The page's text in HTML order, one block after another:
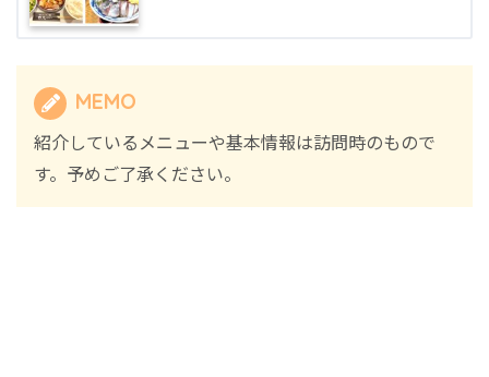
MEMO
紹介しているメニューや基本情報は訪問時のもので
す。予めご了承ください。